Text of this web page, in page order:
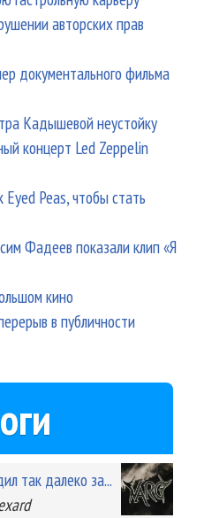
авторских прав
документального фильма
Кадышевой неустойку
концерт Led Zeppelin
Peas, чтобы стать
Фадеев показали клип «Я
кино
в публичности
так далеко за...